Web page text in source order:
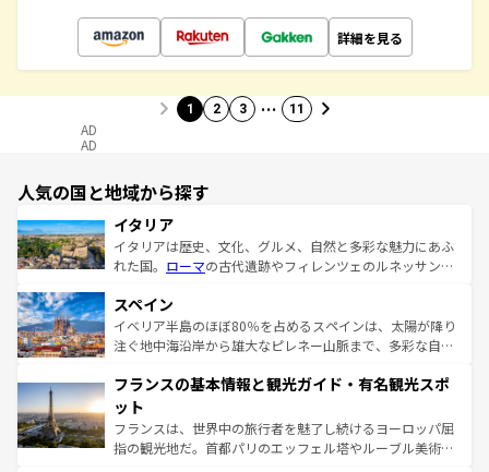
詳細を見る
1 2 3 … 11
AD
AD
人気の国と地域から探す
イタリア
イタリアは歴史、文化、グルメ、自然と多彩な魅力にあふ
れた国。 ローマの古代遺跡やフィレンツェのルネッサンス
ろん、トスカーナの美しい田園風景やアマルフィ海岸の絶
景など、自然景観も見逃せない。観光の合間には、本場の
ピザやパスタなど、絶品のイタリア料理を堪能することも
ませてくれるイタリアで、忘れられない旅をしてみよう！
なお、新着のイタリア情報は
しい。
スペイン
イベリア半島のほぼ80％を占めるスペインは、太陽が降り
注ぐ地中海沿岸から雄大なピレネー山脈まで、多彩な自然
文化が根付くこの国では、情熱的なフラメンコ、熱気あふ
れる闘牛、そして美味しいタパスが生活の一部となってい
る。首都マドリードの洗練された雰囲気や、バルセロナの
アートに溢れた街角から、地方では古代ローマ遺跡や中世
フランスの基本情報と観光ガイド・有名観光スポ
ット
フランスは、世界中の旅行者を魅了し続けるヨーロッパ屈
指の観光地だ。首都パリのエッフェル塔やルーブル美術館